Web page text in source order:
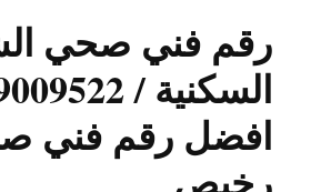
رقم فني صحي
افضل رقم فني